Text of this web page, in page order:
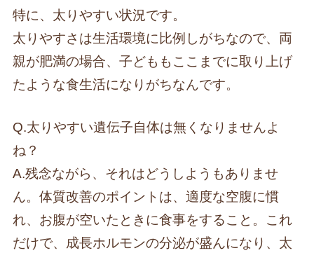
特に、太りやすい状況です。
太りやすさは生活環境に比例しがちなので、両
親が肥満の場合、子どももここまでに取り上げ
たような食生活になりがちなんです。
Q.太りやすい遺伝子自体は無くなりませんよ
ね？
A.残念ながら、それはどうしようもありませ
ん。体質改善のポイントは、適度な空腹に慣
れ、お腹が空いたときに食事をすること。これ
だけで、成長ホルモンの分泌が盛んになり、太